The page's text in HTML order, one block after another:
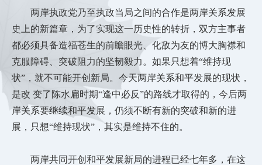
两岸执政党乃至执政当局之间的合作是两岸关系发展
史上的新篇章，为了实现这一历史性的转折，双方主事者
都必须具备造福苍生的前瞻眼光、化敌为友的博大胸襟和
克服障碍、突破阻力的坚韧毅力。如果只想着“维持现
状”，就不可能开创新局。今天两岸关系和平发展的现状，
是改 变了陈水扁时期“逢中必反”的路线才取得的，今后两
岸关系要继续和平发展，仍须不断有新的突破和新的进
展，只想“维持现状”，其实是维持不住的。
两岸共同开创和平发展新局的进程已经七年多，在这